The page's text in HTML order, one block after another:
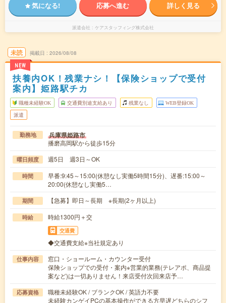
気になる! 応募へ進む 詳しく見る
派遣会社 ケアスタッフィング株式会社
未読
NEW
掲載日 2026/08/08
扶養内OK！残業ナシ！【保険ショップで受付
案内】姫路駅チカ
職種未経験OK 交通費別途支給あり 残業なし WEB登録OK
派遣
勤務地 兵庫県姫路市
播磨高岡駅から徒歩15分
曜日頻度 週5日 週3日～OK
時間
早番:9:45～15:00(休憩なし実働5時間15分)、遅番:15:00～
20:00(休憩なし実働5…
期間 【急募】即日～長期 ※長期(2ヶ月以上)
時給 時給1300円＋交
交通費
◆交通費支給※当社規定あり
仕事内容
窓口・ショールーム・カウンター受付
保険ショップでの受付・案内※営業的業務(テレアポ、商品提
案など)は一切ありません！来店受付次回来店予…
応募資格
職種未経験OK / ブランクOK / 英語力不要
未経験カンゲイPCの基本操作ができる方早遅どちらのシフ